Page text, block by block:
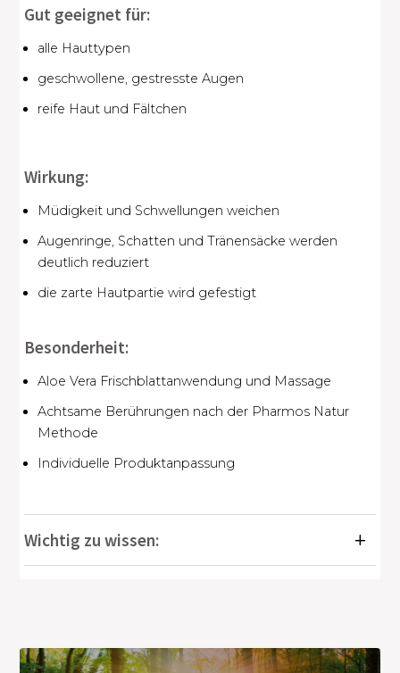
Gut geeignet für:
alle Hauttypen
geschwollene, gestresste Augen
reife Haut und Fältchen
Wirkung:
Müdigkeit und Schwellungen weichen
Augenringe, Schatten und Tränensäcke werden
deutlich reduziert
die zarte Hautpartie wird gefestigt
Besonderheit:
Aloe Vera Frischblattanwendung und Massage
Achtsame Berührungen nach der Pharmos Natur
Methode
Individuelle Produktanpassung
Wichtig zu wissen: